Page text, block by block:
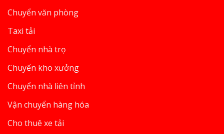
Chuyển văn phòng
Taxi tải
Chuyển nhà trọ
Chuyển kho xưởng
Chuyển nhà liên tỉnh
Vận chuyển hàng hóa
Cho thuê xe tải